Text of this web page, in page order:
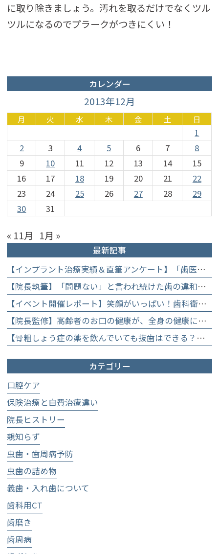
に取り除きましょう。汚れを取るだけでなくツル
ツルになるのでプラークがつきにくい！
カレンダー
2013年12月
月 火 水 木 金 土 日
1
2
3 4 5 6 7
8
9
10 11 12 13 14
15
16
17 18 19 20 21
22
23
24 25 26 27 28
29
30
31
« 11月 1月 »
最新記事
【インプラント治療実績＆直筆アンケート】「歯医者が怖かった」トラウマを乗り越えて。70歳・介護士女性が手に入れた「晴れ晴れとした笑顔」と人生を支える噛み合わせ】
【院長執筆】「問題ない」と言われ続けた歯の違和感……60代女性が「80歳で20本の自前の歯」を守るために選んだ精密総合治療の全貌
【イベント開催レポート】笑顔がいっぱい！歯科衛生士×管理栄養士がお届けする「親子で楽しむむし歯になりにくいお菓子作り体験」】
【院長監修】高齢者のお口の健康が、全身の健康につながる理由。生涯おいしく食べるための「口内環境検査」とオーダーメイド予防】
【骨粗しょう症の薬を飲んでいても抜歯はできる？】顎骨壊死を防ぐために大切な口腔管理について
カテゴリー
口腔ケア
保険治療と自費治療違い
院長ヒストリー
親知らず
虫歯・歯周病予防
虫歯の詰め物
義歯・入れ歯について
歯科用CT
歯磨き
歯周病